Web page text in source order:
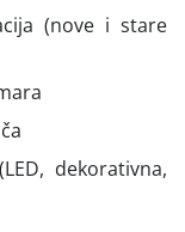
(nove i stare
dekorativna,